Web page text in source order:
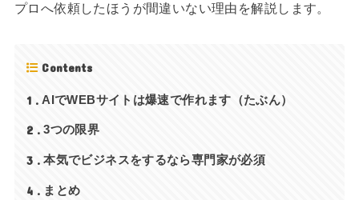
プロへ依頼したほうが間違いない理由を解説します。
Contents
1 AIでWEBサイトは爆速で作れます（たぶん）
2 3つの限界
3 本気でビジネスをするなら専門家が必須
4 まとめ